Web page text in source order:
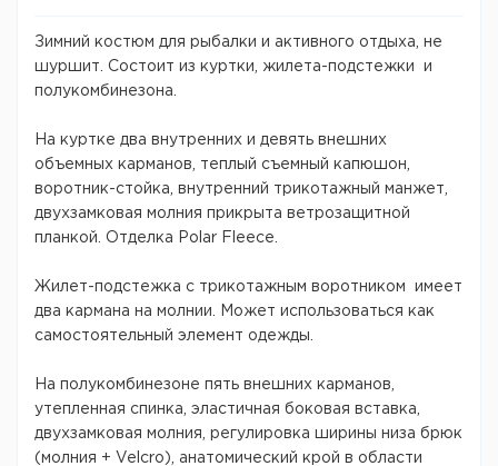
Зимний костюм для рыбалки и активного отдыха, не
шуршит. Состоит из куртки, жилета-подстежки и
полукомбинезона.
На куртке два внутренних и девять внешних
объемных карманов, теплый съемный капюшон,
воротник-стойка, внутренний трикотажный манжет,
двухзамковая молния прикрыта ветрозащитной
планкой. Отделка Polar Fleece.
Жилет-подстежка с трикотажным воротником имеет
два кармана на молнии. Может использоваться как
самостоятельный элемент одежды.
На полукомбинезоне пять внешних карманов,
утепленная спинка, эластичная боковая вставка,
двухзамковая молния, регулировка ширины низа брюк
(молния + Velcro), анатомический крой в области